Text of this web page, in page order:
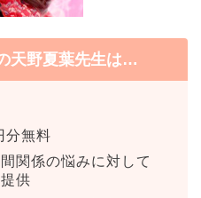
天野夏葉先生は…
分無料
関係の悩みに対して
供